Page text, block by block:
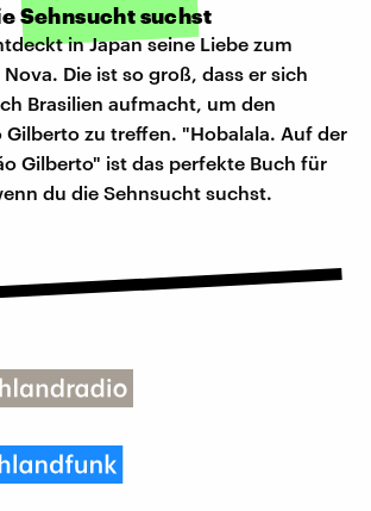
Sehnsucht suchst
in Japan seine Liebe zum
Die ist so groß, dass er sich
Brasilien aufmacht, um den
Gilberto zu treffen. "Hobalala. Auf der
Gilberto" ist das perfekte Buch für
du die Sehnsucht suchst.